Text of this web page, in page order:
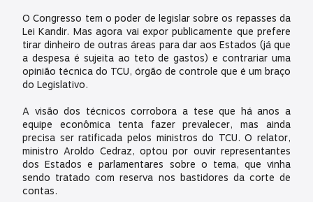
O Congresso tem o poder de legislar sobre os repasses da
Lei Kandir. Mas agora vai expor publicamente que prefere
tirar dinheiro de outras áreas para dar aos Estados (já que
a despesa é sujeita ao teto de gastos) e contrariar uma
opinião técnica do TCU, órgão de controle que é um braço
do Legislativo.
A visão dos técnicos corrobora a tese que há anos a
equipe econômica tenta fazer prevalecer, mas ainda
precisa ser ratificada pelos ministros do TCU. O relator,
ministro Aroldo Cedraz, optou por ouvir representantes
dos Estados e parlamentares sobre o tema, que vinha
sendo tratado com reserva nos bastidores da corte de
contas.